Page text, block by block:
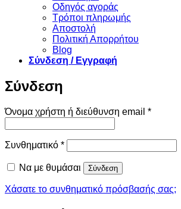
Οδηγός αγοράς
Τρόποι πληρωμής
Αποστολή
Πολιτική Απορρήτου
Blog
Σύνδεση / Εγγραφή
Σύνδεση
Όνομα χρήστη ή διεύθυνση email *
Συνθηματικό *Απαιτείται
Να με θυμάσαι Σύνδεση
Χάσατε το συνθηματικό πρόσβασής σας;